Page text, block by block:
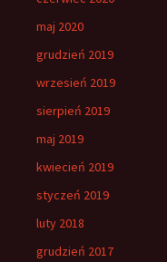
maj 2020
grudzień 2019
wrzesień 2019
sierpień 2019
maj 2019
kwiecień 2019
styczeń 2019
luty 2018
grudzień 2017